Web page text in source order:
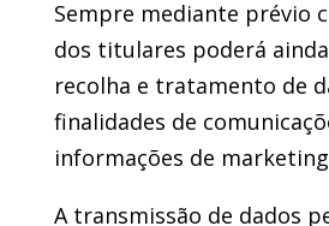
Sempre mediante prévio
dos titulares poderá
recolha e tratamento de
finalidades de
informações de
A transmissão de dados